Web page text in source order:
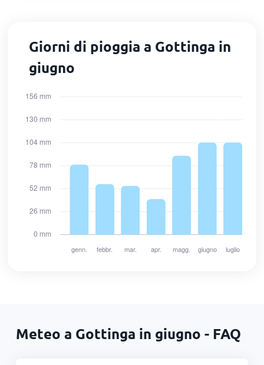
Giorni di pioggia a Gottinga in
giugno
Meteo a Gottinga in giugno - FAQ